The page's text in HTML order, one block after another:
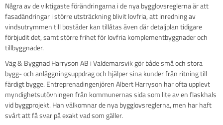
Några av de viktigaste förändringarna i de nya bygglovsreglerna är att
fasadändringar i större utsträckning blivit lovfria, att inredning av
vindsutrymmen till bostäder kan tillåtas även där detaljplan tidigare
förbjudit det, samt större frihet för lovfria komplementbyggnader och
tillbyggnader.
Väg & Byggnad Harryson AB i Valdemarsvik gör både små och stora
bygg- och anläggningsuppdrag och hjälper sina kunder från ritning till
färdigt bygge. Entreprenadingenjören Albert Harryson har ofta upplevt
myndighetsutövningen från kommunernas sida som lite av en flaskhals
vid byggprojekt. Han välkomnar de nya bygglovsreglerna, men har haft
svårt att få svar på exakt vad som gäller.